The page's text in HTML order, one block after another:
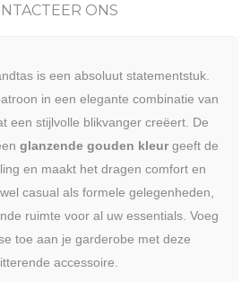
ONS
is een absoluut statementstuk.
in een elegante combinatie van
een stijlvolle blikvanger creëert. De
glanzende gouden kleurgeeft de
en maakt het dragen comfort en
casual als formele gelegenheden,
ruimte voor al uw essentials. Voeg
toe aan je garderobe met deze
accessoire.